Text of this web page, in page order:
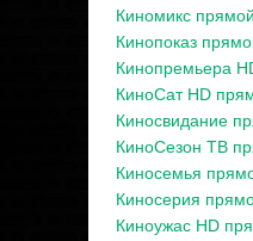
Киномикс
Кинопоказ
Кинопремьера
КиноСат HD
Киносвидание
КиноСезон ТВ
Киносемья
Киносерия
Киноужас HD